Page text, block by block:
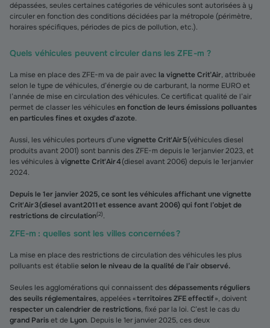
dépassées, seules certaines catégories de véhicules sont autorisées à y
circuler en fonction des conditions décidées par la métropole (périmètre,
horaires spécifiques, périodes de pics de pollution, etc.).
Quels véhicules peuvent circuler dans les ZFE-m ?
La mise en place des ZFE-m va de pair avec la vignette Crit’Air, attribuée
selon le type de véhicules, d’énergie ou de carburant, la norme EURO et
l’année de mise en circulation des véhicules. Ce certificat qualité de l’air
permet de classer les véhiculesen fonction de leurs émissions polluantes
en particules fines et oxydes d'azote.
Aussi, les véhicules porteurs d’unevignette Crit'Air 5(véhicules diesel
produits avant 2001) sont bannis des ZFE-m depuis le 1er janvier 2023, et
les véhicules à vignette Crit'Air 4(diesel avant 2006) depuis le 1er janvier
2024.
Depuis le 1er janvier 2025, ce sont les véhicules affichant une vignette
Crit'Air 3 (diesel avant 2011 et essence avant 2006) qui font l’objet de
restrictions de circulation(2).
ZFE-m : quelles sont les villes concernées ?
La mise en place des restrictions de circulation des véhicules les plus
polluants est établieselon le niveau de la qualité de l’air observé.
Seules les agglomérations qui connaissent desdépassements réguliers
des seuils réglementaires, appelées «territoires ZFE effectif», doivent
respecter un calendrier de restrictions, fixé par la loi. C’est le cas du
grand Pariset de Lyon. Depuis le 1er janvier 2025, ces deux